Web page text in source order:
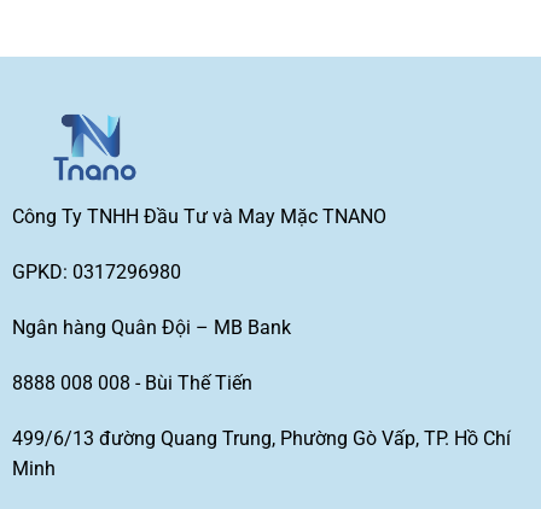
Công Ty TNHH Đầu Tư và May Mặc TNANO
GPKD: 0317296980
Ngân hàng Quân Đội – MB Bank
8888 008 008 - Bùi Thế Tiến
499/6/13 đường Quang Trung, Phường Gò Vấp, TP. Hồ Chí
Minh